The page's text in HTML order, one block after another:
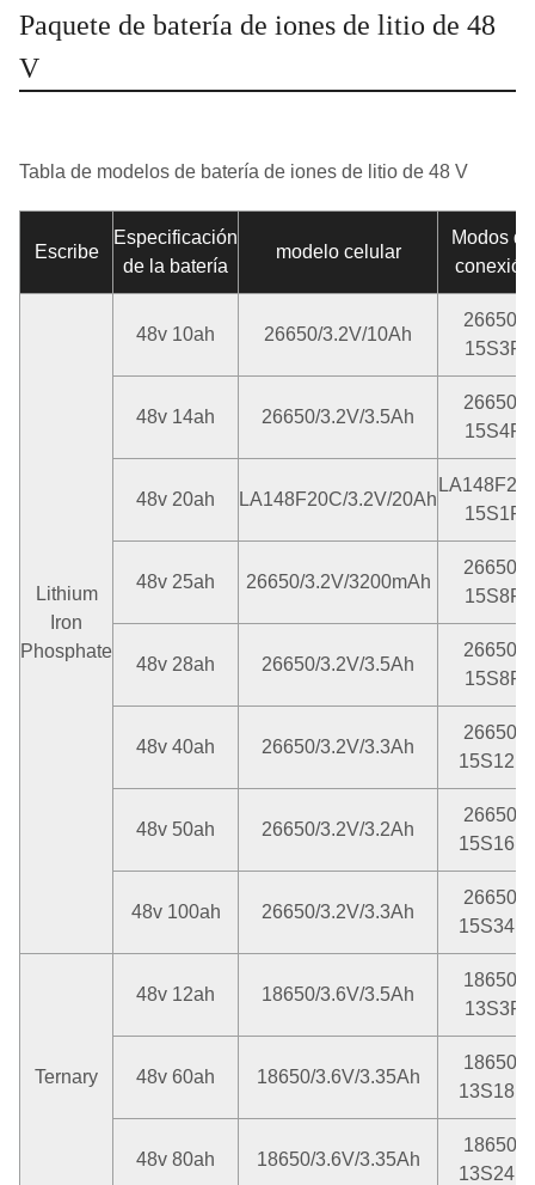
Paquete de batería de iones de litio de 48
V
Tabla de modelos de batería de iones de litio de 48 V
Escribe
Especificación
de la batería
modelo celular
Modos de
conexión
Lithium
Iron
Phosphate
48v 10ah 26650/3.2V/10Ah
26650-
15S3P
48v 14ah 26650/3.2V/3.5Ah
26650-
15S4P
48v 20ah LA148F20C/3.2V/20Ah
15S1P
48v 25ah 26650/3.2V/3200mAh
26650-
15S8P
48v 28ah 26650/3.2V/3.5Ah
26650-
15S8P
48v 40ah 26650/3.2V/3.3Ah
26650-
15S12P
48v 50ah 26650/3.2V/3.2Ah
26650-
15S16P
48v 100ah 26650/3.2V/3.3Ah
26650-
15S34P
Ternary
48v 12ah 18650/3.6V/3.5Ah
18650-
13S3P
48v 60ah 18650/3.6V/3.35Ah
18650-
13S18P
48v 80ah 18650/3.6V/3.35Ah
18650-
13S24P